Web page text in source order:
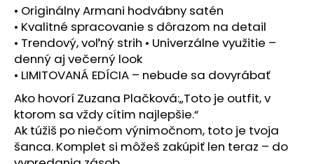
• Originálny Armani hodvábny satén
• Kvalitné spracovanie s dôrazom na detail
• Trendový, voľný strih • Univerzálne využitie –
denný aj večerný look
• LIMITOVANÁ EDÍCIA – nebude sa dovyrábať
Ako hovorí Zuzana Plačková:„Toto je outfit, v
ktorom sa vždy cítim najlepšie.“
Ak túžiš po niečom výnimočnom, toto je tvoja
šanca. Komplet si môžeš zakúpiť len teraz – do
e